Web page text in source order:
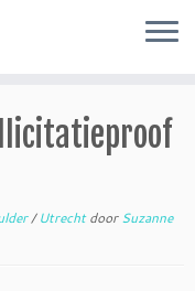
/UtrechtdoorSuzanne